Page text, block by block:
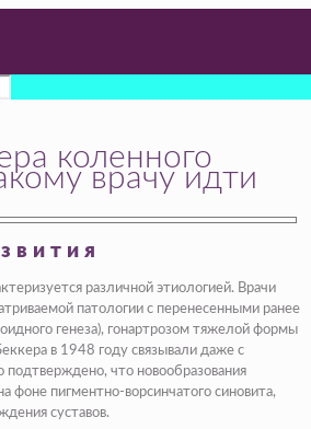
коленного
врачу идти
различной этиологией. Врачи
патологии с перенесенными ранее
генеза), гонартрозом тяжелой формы
в 1948 году связывали даже с
что новообразования
фоне пигментно-ворсинчатого синовита,
суставов.